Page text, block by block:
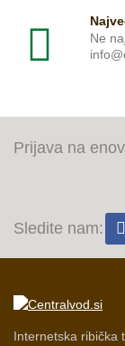
Ne
Prijava na
Sledite nam:
Internetska ribička